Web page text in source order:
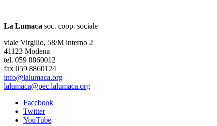
La Lumaca soc. coop. sociale
viale Virgilio, 58/M interno 2
41123 Modena
tel. 059 8860012
fax 059 8860124
info@lalumaca.org
lalumaca@pec.lalumaca.org
Facebook
Twitter
YouTube